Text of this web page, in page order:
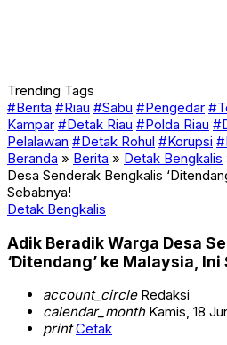
Trending Tags
#Berita #Riau #Sabu #Pengedar
Kampar #Detak Riau #Polda Riau
Pelalawan #Detak Rohul #Korupsi
Beranda » Berita » Detak Bengkalis
Desa Senderak Bengkalis
Sebabnya!
Detak Bengkalis
Adik Beradik Warga Desa
‘Ditendang’ ke Malaysia,
account_circleRedaksi
calendar_monthKamis, 18
print Cetak